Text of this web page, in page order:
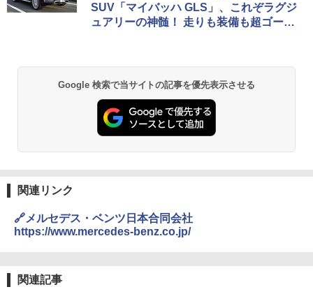
SUV「マイバッハ GLS」、これぞラグジ
ュアリーの神髄！ 走りも装備も超ゴージ
Google 検索で当サイトの記事を優先表示させる
関連リンク
🔗メルセデス・ベンツ日本合同会社
https://www.mercedes-benz.co.jp/
関連記事